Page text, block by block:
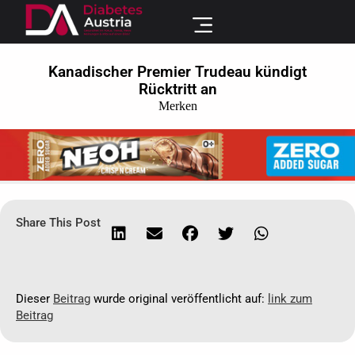
Kanadischer Premier Trudeau kündigt
Rücktritt an
Merken
Share This Post
Dieser Beitrag wurde original veröffentlicht auf: link zum
Beitrag